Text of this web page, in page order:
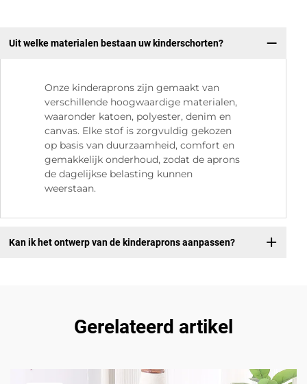
Uit welke materialen bestaan uw kinderschorten?
Onze kinderaprons zijn gemaakt van
verschillende hoogwaardige materialen,
waaronder katoen, polyester, denim en
canvas. Elke stof is zorgvuldig gekozen
op basis van duurzaamheid, comfort en
gemakkelijk onderhoud, zodat de aprons
de dagelijkse belasting kunnen
weerstaan.
Kan ik het ontwerp van de kinderaprons aanpassen?
Gerelateerd artikel